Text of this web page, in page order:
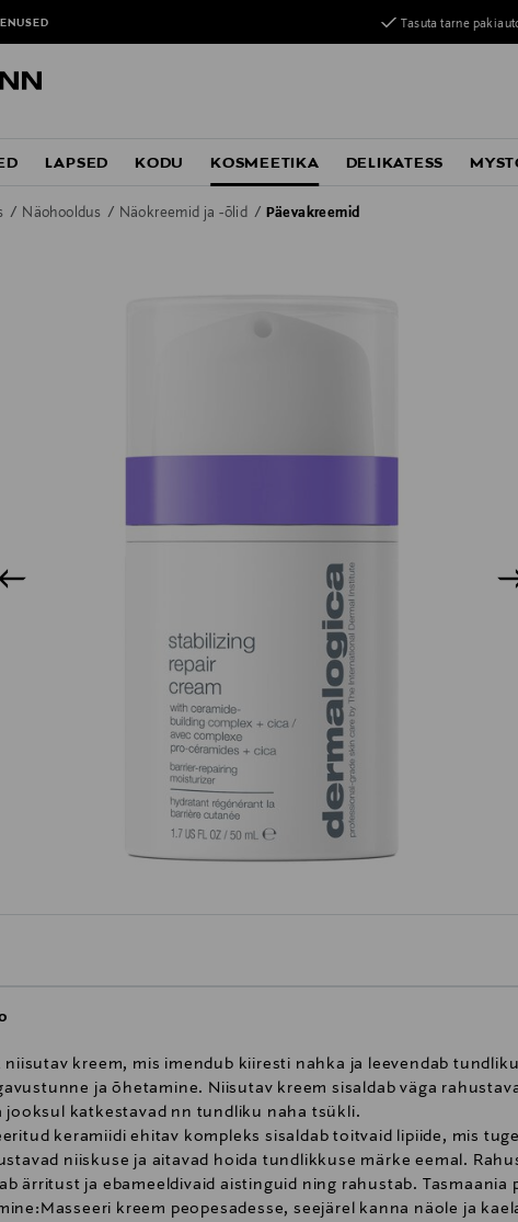
Tasuta tarne
LAPSED KODU KOSMEETIKA DELIKATESS
Näohooldus Näokreemid ja -õlid Päevakreemid
niisutav kreem, mis imendub kiiresti nahka ja leevendab
ja õhetamine. Niisutav kreem sisaldab väga
jooksul katkestavad nn tundliku naha tsükli.
keramiidi ehitav kompleks sisaldab toitvaid lipiide, mis
niiskuse ja aitavad hoida tundlikkuse märke eemal.
ärritust ja ebameeldivaid aistinguid ning rahustab.
kreem peopesadesse, seejärel kanna näole ja